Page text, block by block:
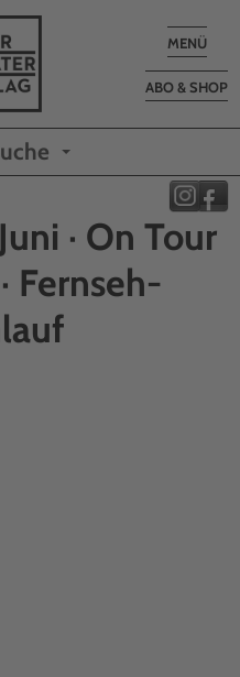
Toggle
MENÜ
ABO & SHOP
· On Tour
Fernseh-